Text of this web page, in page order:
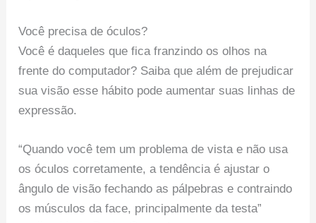
Você precisa de óculos?
Você é daqueles que fica franzindo os olhos na
frente do computador? Saiba que além de prejudicar
sua visão esse hábito pode aumentar suas linhas de
expressão.
“Quando você tem um problema de vista e não usa
os óculos corretamente, a tendência é ajustar o
ângulo de visão fechando as pálpebras e contraindo
os músculos da face, principalmente da testa”